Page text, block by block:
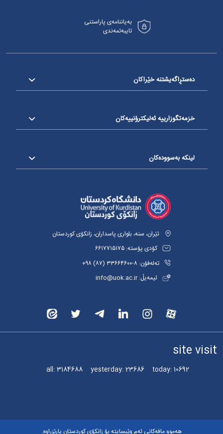
بەیاننامەی پاراستنی
تایبەتمەندی
دەستڕاگەیشتنە خێراکان
خزمەتگوزارییە ئەلیکترۆنییەکان
لینکە بەسوودەکان
ئێران، سنە، بلواری پاسداران، زانکۆی کوردستان
کۆدی پۆستە: ٦٦١٧٧١٥١٧٥
تەلەفۆن: ٨-٣٣٦٦٤٦٠٠ (٨٧) ٩٨+
ئیمەیڵ: info@uok.ac.ir
site visit
today:10692
yesterday:23686
all:3184688
هەموو مافەکانی ئەم وێبسایتە بۆ زانکۆی کوردستان پارێزراوە.